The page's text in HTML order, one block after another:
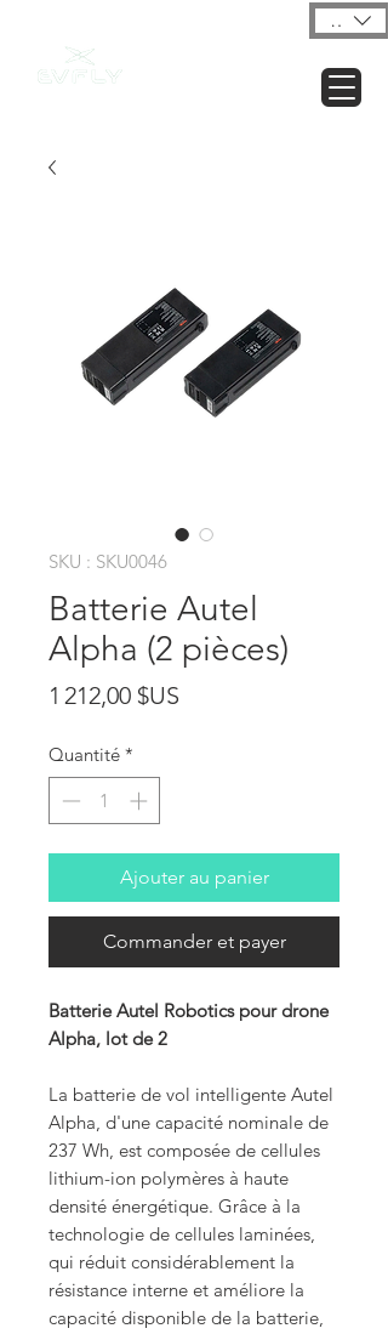
USD ($)
SKU : SKU0046
Batterie Autel
Alpha (2 pièces)
1 212,00 $US
Quantité *
Ajouter au panier
Commander et payer
Batterie Autel Robotics pour drone
Alpha, lot de 2
La batterie de vol intelligente Autel
Alpha, d'une capacité nominale de
237 Wh, est composée de cellules
lithium-ion polymères à haute
densité énergétique. Grâce à la
technologie de cellules laminées,
qui réduit considérablement la
résistance interne et améliore la
capacité disponible de la batterie,